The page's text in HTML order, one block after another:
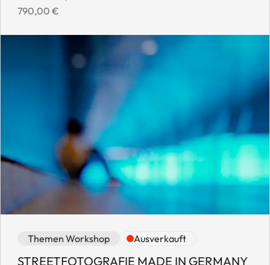
Event price:
790,00 €
Themen Workshop Ausverkauft
Event category: Themen Workshop
Event availability: Ausverkauft
STREETFOTOGRAFIE MADE IN GERMANY